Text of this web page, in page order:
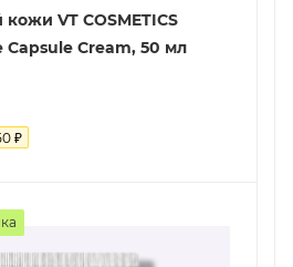
VT COSMETICS
Capsule Cream, 50 мл
₽